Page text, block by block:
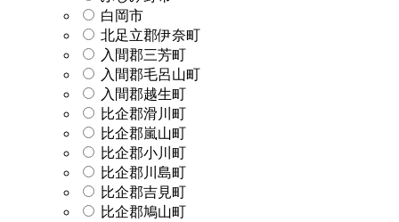
白岡市
北足立郡伊奈町
入間郡三芳町
入間郡毛呂山町
入間郡越生町
比企郡滑川町
比企郡嵐山町
比企郡小川町
比企郡川島町
比企郡吉見町
比企郡鳩山町